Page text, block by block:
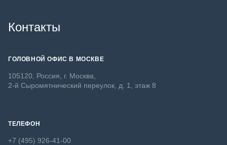
Контакты
ГОЛОВНОЙ ОФИС В МОСКВЕ
105120, Россия, г. Москва,
2-й Сыромятнический переулок, д. 1, этаж 8
ТЕЛЕФОН
+7 (495) 926-41-00